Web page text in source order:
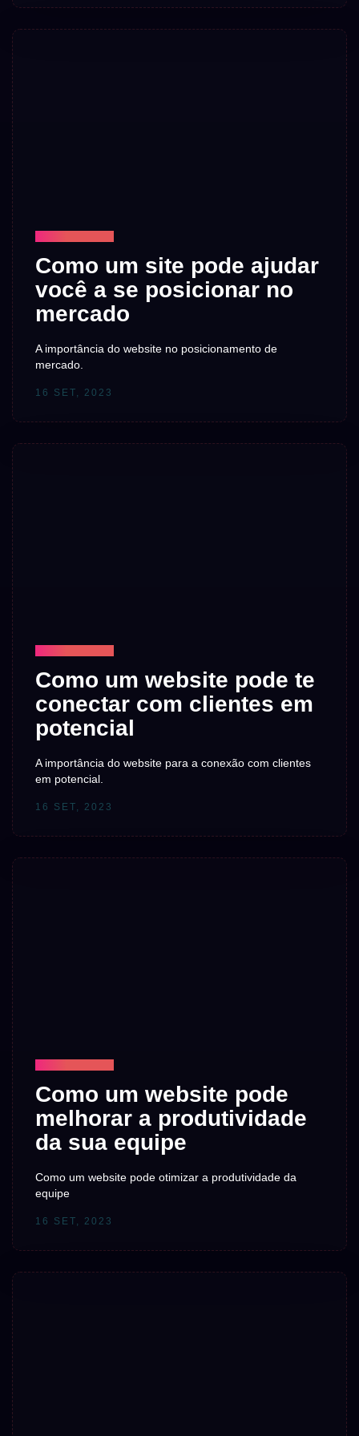
Como um site pode ajudar
você a se posicionar no
mercado
A importância do website no posicionamento de
mercado.
16 SET, 2023
Como um website pode te
conectar com clientes em
potencial
A importância do website para a conexão com clientes
em potencial.
16 SET, 2023
Como um website pode
melhorar a produtividade
da sua equipe
Como um website pode otimizar a produtividade da
equipe
16 SET, 2023